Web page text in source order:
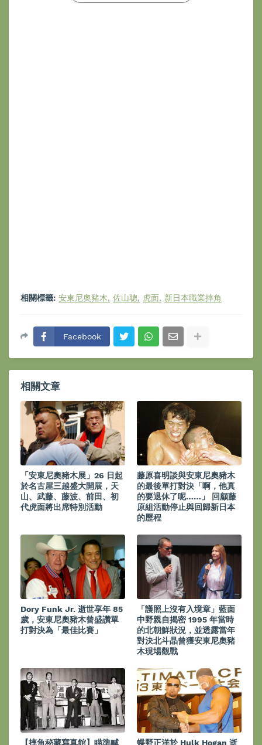
相關標籤: 安東尼奧豬木 佐山聰 虎面 新日本職業摔角
Facebook
相關文章
「安東尼奧豬木展」26 日起
於名古屋三越盛大開展，天
山、武藤、藤波、前田、初
代虎面將出席特別活動
藤原喜明談與安東尼奧豬木
的最後單打對決「啊，他真
的要退休了呢……」 回顧藤
原組活動停止與回歸新日本
的歷程
Dory Funk Jr. 逝世享年 85
歲，安東尼奧豬木曾盛讚單
打對決為「最佳比賽」
「護照上沒有入境章」藍面
中野親自揭密 1995 年當時
的北朝鮮狀況，並透露當年
對決北斗晶曾獲安東尼奧豬
木現場觀戰
【摔角秘藏寫真館】瞄準喊 蝶野正洋於 Hulk Hogan 逝